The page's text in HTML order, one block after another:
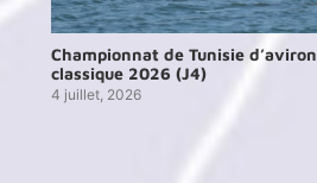
Championnat de Tunisie d’aviron
classique 2026 (J4)
4 juillet, 2026